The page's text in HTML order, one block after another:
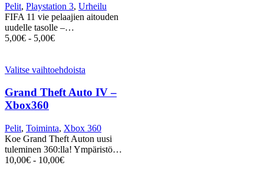
Pelit, Playstation 3, Urheilu
FIFA 11 vie pelaajien aitouden
uudelle tasolle –…
5,00€ - 5,00€
Valitse vaihtoehdoista
Grand Theft Auto IV –
Xbox360
Pelit, Toiminta, Xbox 360
Koe Grand Theft Auton uusi
tuleminen 360:lla! Ympäristö…
10,00€ - 10,00€